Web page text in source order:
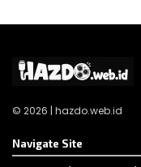
© 2026 | hazdo.web.id
Navigate Site